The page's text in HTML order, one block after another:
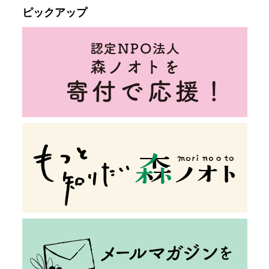
ピックアップ
森ノオトは寄付で運営する
メディアを目指しています。
応援よろしくお願いします。
もっと詳しく